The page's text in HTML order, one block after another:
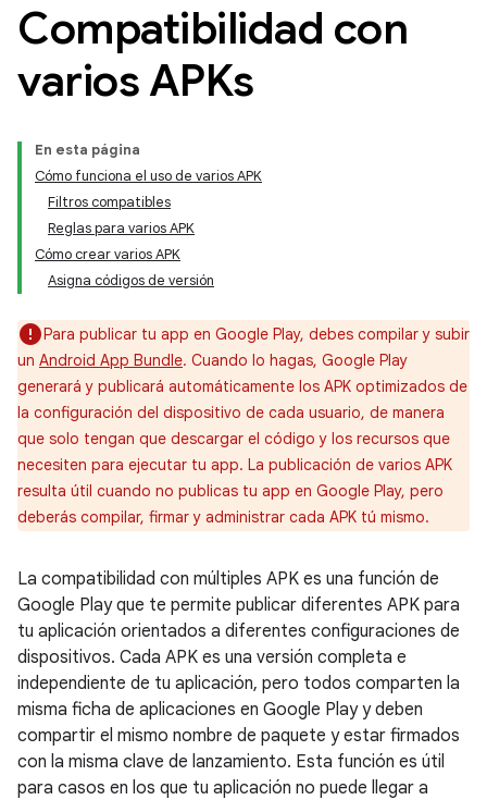
Compatibilidad con
varios APKs
En esta página
Cómo funciona el uso de varios APK
Filtros compatibles
Reglas para varios APK
Cómo crear varios APK
Asigna códigos de versión
Para publicar tu app en Google Play, debes compilar y subir
un Android App Bundle. Cuando lo hagas, Google Play
generará y publicará automáticamente los APK optimizados de
la configuración del dispositivo de cada usuario, de manera
que solo tengan que descargar el código y los recursos que
necesiten para ejecutar tu app. La publicación de varios APK
resulta útil cuando no publicas tu app en Google Play, pero
deberás compilar, firmar y administrar cada APK tú mismo.
La compatibilidad con múltiples APK es una función de
Google Play que te permite publicar diferentes APK para
tu aplicación orientados a diferentes configuraciones de
dispositivos. Cada APK es una versión completa e
independiente de tu aplicación, pero todos comparten la
misma ficha de aplicaciones en Google Play y deben
compartir el mismo nombre de paquete y estar firmados
con la misma clave de lanzamiento. Esta función es útil
para casos en los que tu aplicación no puede llegar a